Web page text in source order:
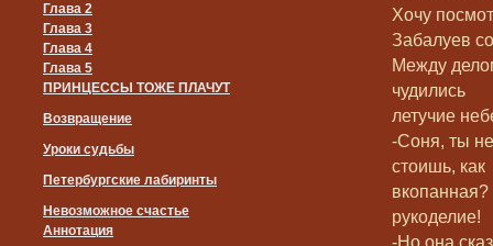
Глава 2
Глава 3
Глава 4
Глава 5
ПРИНЦЕССЫ ТОЖЕ ПЛАЧУТ
Возвращение
Уроки судьбы
Петербургские лабиринты
Невозможное счастье
Аннотация
Хочу
Забалуев
Между
чудились
летучие
-Соня, ты
стоишь, как
вкопанная?
рукоделие!
-Но она